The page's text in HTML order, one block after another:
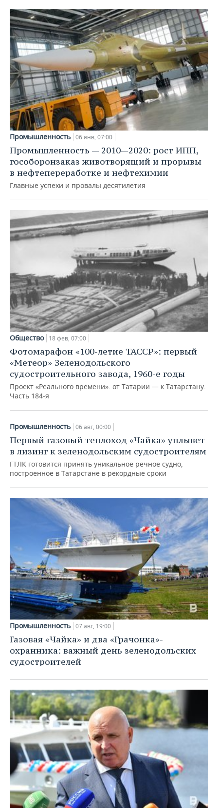
Промышленность 06 янв, 07:00
Промышленность — 2010—2020: рост ИПП,
гособоронзаказ животворящий и прорывы
в нефтепереработке и нефтехимии
Главные успехи и провалы десятилетия
Общество 18 фев, 07:00
Фотомарафон «100-летие ТАССР»: первый
«Метеор» Зеленодольского
судостроительного завода, 1960-е годы
Проект «Реального времени»: от Татарии — к Татарстану.
Часть 184-я
Промышленность 06 авг, 00:00
Первый газовый теплоход «Чайка» уплывет
в лизинг к зеленодольским судостроителям
ГТЛК готовится принять уникальное речное судно,
построенное в Татарстане в рекордные сроки
Промышленность 07 авг, 19:00
Газовая «Чайка» и два «Грачонка»-
охранника: важный день зеленодольских
судостроителей